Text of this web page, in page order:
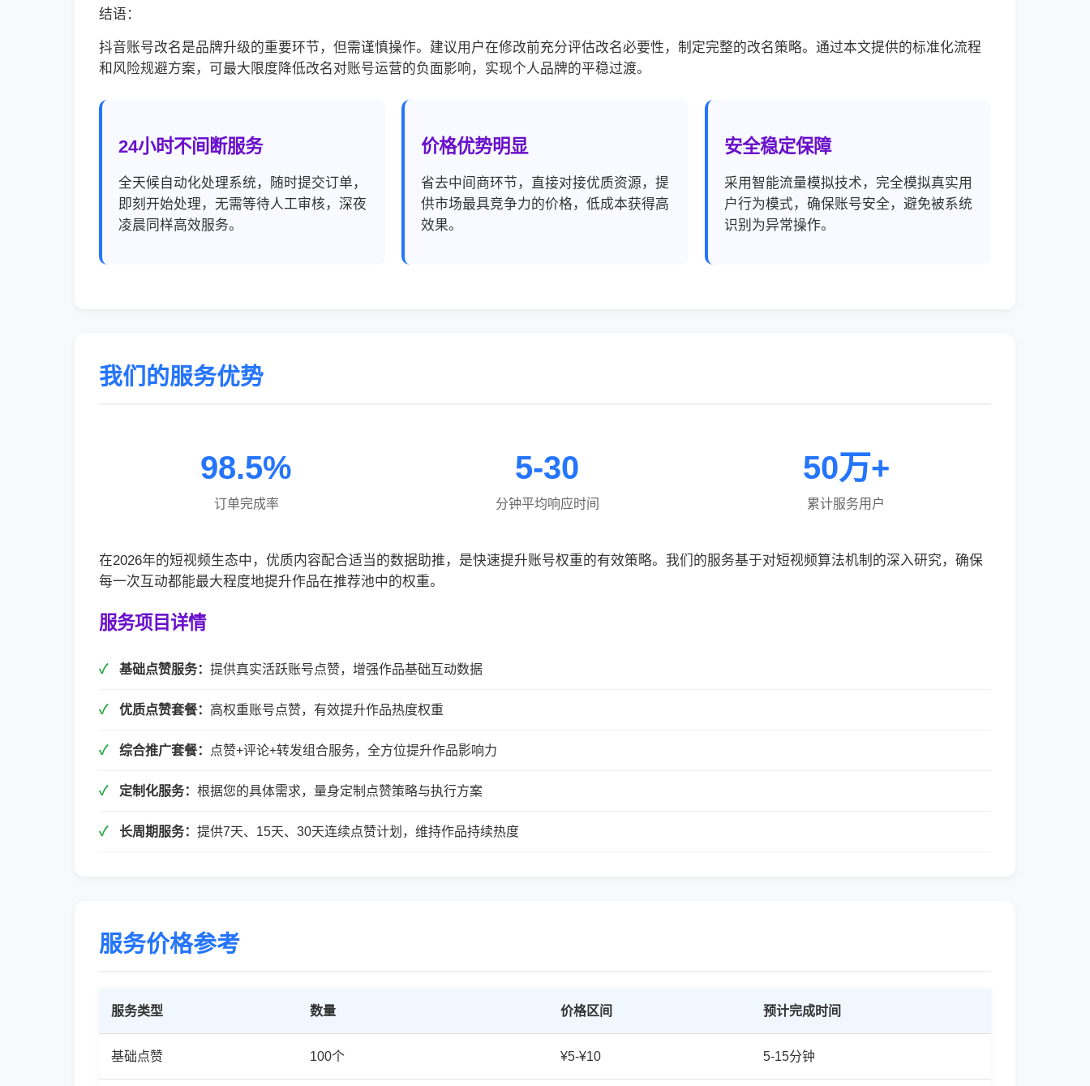
结语：
抖音账号改名是品牌升级的重要环节，但需谨慎操作。建议用户在修改前充分评估改名必要性，制定完整的改名策略。通过本文提供的标准化流程
和风险规避方案，可最大限度降低改名对账号运营的负面影响，实现个人品牌的平稳过渡。
24小时不间断服务
全天候自动化处理系统，随时提交订单，
即刻开始处理，无需等待人工审核，深夜
凌晨同样高效服务。
价格优势明显
省去中间商环节，直接对接优质资源，提
供市场最具竞争力的价格，低成本获得高
效果。
安全稳定保障
采用智能流量模拟技术，完全模拟真实用
户行为模式，确保账号安全，避免被系统
识别为异常操作。
我们的服务优势
98.5%
订单完成率
5-30
分钟平均响应时间
50万+
累计服务用户
在2026年的短视频生态中，优质内容配合适当的数据助推，是快速提升账号权重的有效策略。我们的服务基于对短视频算法机制的深入研究，确保
每一次互动都能最大程度地提升作品在推荐池中的权重。
服务项目详情
基础点赞服务： 提供真实活跃账号点赞，增强作品基础互动数据
优质点赞套餐： 高权重账号点赞，有效提升作品热度权重
综合推广套餐： 点赞+评论+转发组合服务，全方位提升作品影响力
定制化服务： 根据您的具体需求，量身定制点赞策略与执行方案
长周期服务： 提供7天、15天、30天连续点赞计划，维持作品持续热度
服务价格参考
服务类型 数量 价格区间 预计完成时间
基础点赞 100个 ¥5-¥10 5-15分钟